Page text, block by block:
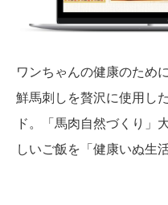
ワンちゃんの健康のため
鮮馬刺しを贅沢に使用し
ド。「馬肉自然づくり」
しいご飯を「健康いぬ生